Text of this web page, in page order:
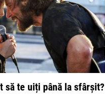
să te uiți până la sfârșit?